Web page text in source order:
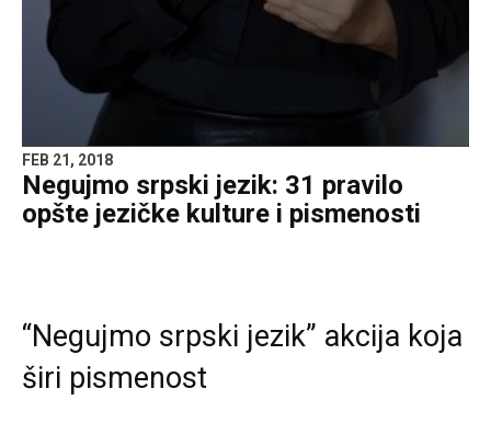
FEB 21, 2018
Negujmo srpski jezik: 31 pravilo
opšte jezičke kulture i pismenosti
“Negujmo srpski jezik” akcija koja
širi pismenost